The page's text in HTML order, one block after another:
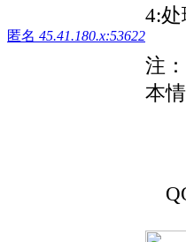
匿名 45.41.180.x:53622
4:
注
本
我